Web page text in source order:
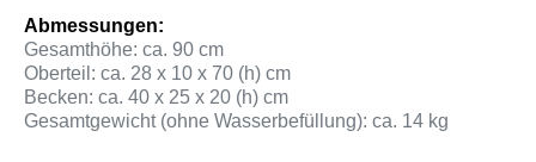
Abmessungen:
Gesamthöhe: ca. 90 cm
Oberteil: ca. 28 x 10 x 70 (h) cm
Becken: ca. 40 x 25 x 20 (h) cm
Gesamtgewicht (ohne Wasserbefüllung): ca. 14 kg